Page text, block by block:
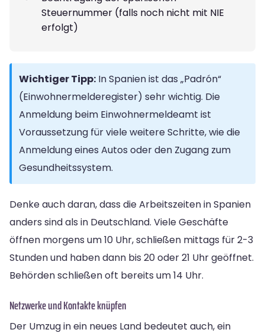
Steuernummer (falls noch nicht mit NIE
erfolgt)
Wichtiger Tipp: In Spanien ist das „Padrón“
(Einwohnermelderegister) sehr wichtig. Die
Anmeldung beim Einwohnermeldeamt ist
Voraussetzung für viele weitere Schritte, wie die
Anmeldung eines Autos oder den Zugang zum
Gesundheitssystem.
Denke auch daran, dass die Arbeitszeiten in Spanien
anders sind als in Deutschland. Viele Geschäfte
öffnen morgens um 10 Uhr, schließen mittags für 2-3
Stunden und haben dann bis 20 oder 21 Uhr geöffnet.
Behörden schließen oft bereits um 14 Uhr.
Netzwerke und Kontakte knüpfen
Der Umzug in ein neues Land bedeutet auch, ein